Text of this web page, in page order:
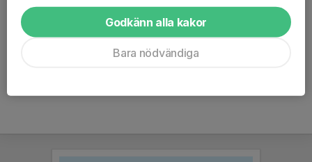
Position
-
Ålder
14 år
Godkänn alla kakor
Bara nödvändiga